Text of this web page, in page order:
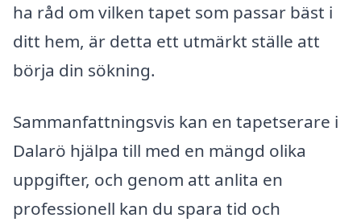
ha råd om vilken tapet som passar bäst i
ditt hem, är detta ett utmärkt ställe att
börja din sökning.
Sammanfattningsvis kan en tapetserare i
Dalarö hjälpa till med en mängd olika
uppgifter, och genom att anlita en
professionell kan du spara tid och